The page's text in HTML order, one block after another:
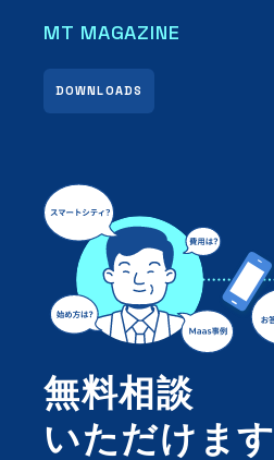
DOWNLOADS
MT MAGAZINE
無料相談
いただけます